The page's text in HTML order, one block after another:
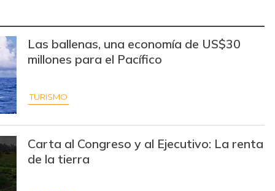
$ 31.097,00 -
$ 31.430,00
$ 18.500,00 +$ 1.500,00 +8,82%
$ 19.333,00 +$ 333,00
Las ballenas, una economía de US$30
millones para el Pacífico
TURISMO
Carta al Congreso y al Ejecutivo: La renta
de la tierra